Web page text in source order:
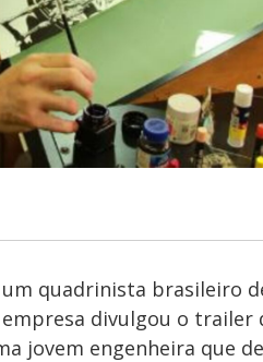
um quadrinista brasileiro
divulgou o trailer
jovem engenheira que